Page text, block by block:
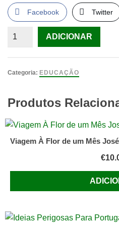
Facebook Twitter
Quantidade
percursos
/
Ana
Costa
Silva
ADICIONAR
Categoria: EDUCAÇÃO
Produtos
Viagem À Flor de um Mês
€